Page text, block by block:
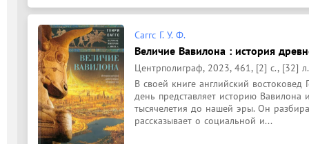
Саггс Г. У. Ф.
Величие Вавилона : история
Центрполиграф, 2023, 461, [2] с., [32]
В своей книге английский
день представляет историю
тысячелетия до нашей эры. Он
рассказывает о социальной и...